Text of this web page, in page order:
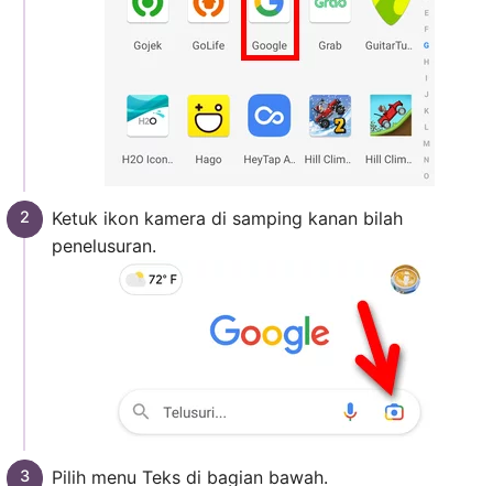
Ketuk ikon kamera di samping kanan bilah
penelusuran.
Pilih menu Teks di bagian bawah.